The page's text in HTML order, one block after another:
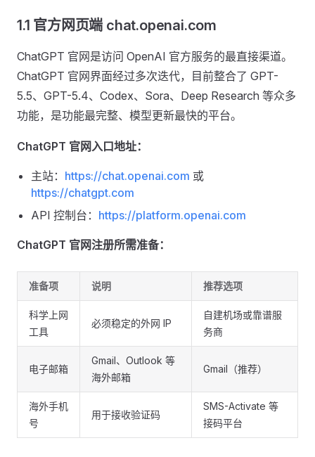
1.1 官方网页端 chat.openai.com
ChatGPT 官网是访问 OpenAI 官方服务的最直接渠道。
ChatGPT 官网界面经过多次迭代，目前整合了 GPT-
5.5、GPT-5.4、Codex、Sora、Deep Research 等众多
功能，是功能最完整、模型更新最快的平台。
ChatGPT 官网入口地址：
主站： https://chat.openai.com 或
https://chatgpt.com
API 控制台： https://platform.openai.com
ChatGPT 官网注册所需准备：
准备项 说明 推荐选项
科学上网
工具
必须稳定的外网 IP
自建机场或靠谱服
务商
电子邮箱
Gmail、Outlook 等
海外邮箱
Gmail（推荐）
海外手机
号
用于接收验证码
SMS-Activate 等
接码平台